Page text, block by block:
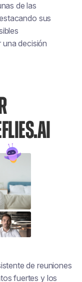
de las
sus
decisión
de reuniones
fuertes y los